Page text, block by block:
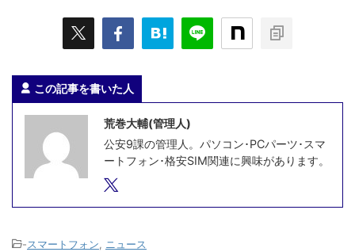
この記事を書いた人
荒巻大輔(管理人)
公安9課の管理人。パソコン･PCパーツ･スマ
ートフォン･格安SIM関連に興味があります。
-スマートフォン, ニュース